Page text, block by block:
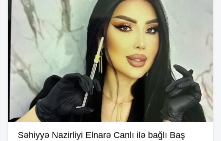
Səhiyyə Nazirliyi Elnarə Canlı ilə bağlı Baş